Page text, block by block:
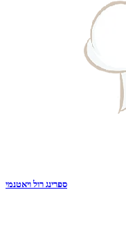
ספרינג רול ויאטנמי